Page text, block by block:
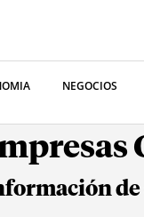
NEGOCIOS
de